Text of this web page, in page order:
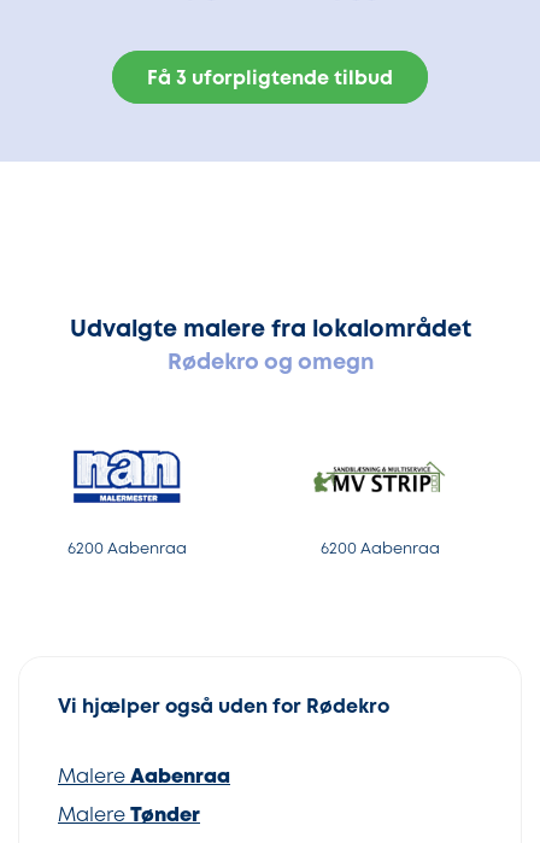
Få 3 uforpligtende tilbud
Udvalgte malere fra lokalområdet
Rødekro og omegn
6200 Aabenraa 6200 Aabenraa
Vi hjælper også uden for Rødekro
Malere Aabenraa
Malere Tønder